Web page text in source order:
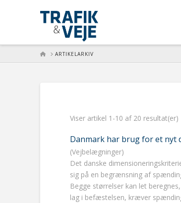
HOMEARTIKELARKIV
Viser artikel 1-10 af 20 resultat(er)
Danmark har brug for et nyt
(Vejbelægninger)
Det danske
sig på en begrænsning af
Begge størrelser kan let
lag i befæstelsen, kræver